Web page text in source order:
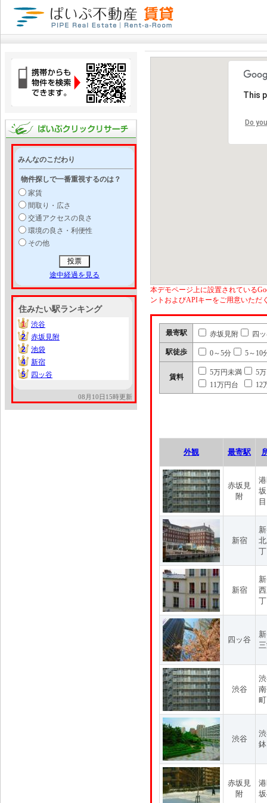
みんなのこだわり
物件探しで一番重視するのは？
家賃
間取り・広さ
交通アクセスの良さ
環境の良さ・利便性
その他
途中経過を見る
住みたい駅ランキング
1
1
渋谷
2
2
赤坂見附
2
2
池袋
4
4
新宿
5
5 四ッ谷
08月10日15時更新
This
Do
本デモページ上に設置されている
ントおよびAPIキーをご用意いただ
最寄駅 赤坂見附 四
駅徒歩 0～5分 5～10
賃料
5万円未満
5
11万円台
12
外観 最寄駅
赤坂見
附
目
新宿
新宿
四ッ谷
渋谷
渋谷
赤坂見
附